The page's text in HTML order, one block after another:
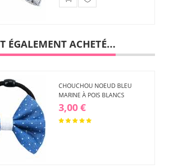
d'envies
ÉGALEMENT ACHETÉ...
CHOUCHOU NOEUD BLEU
MARINE À POIS BLANCS
3,00 €